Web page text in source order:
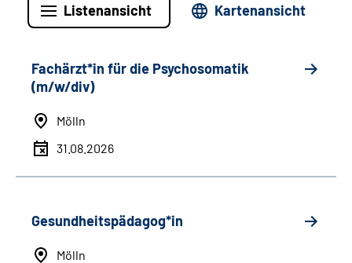
Listenansicht Kartenansicht
Fachärzt*in für die Psychosomatik
(m/w/div)
Mölln
31.08.2026
Gesundheitspädagog*in
Mölln